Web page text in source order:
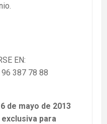
EN:
387 78 88
de mayo de 2013
para